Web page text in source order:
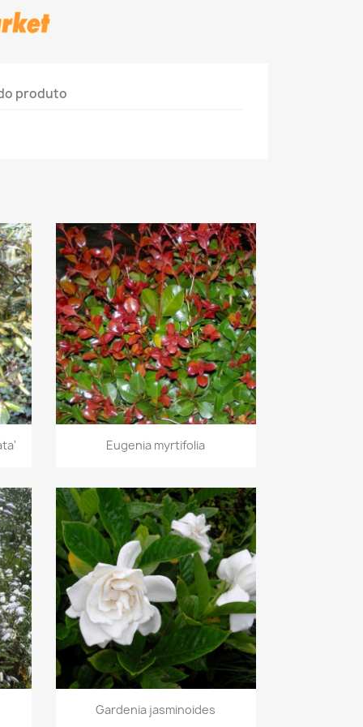
produto
Vista rápida
Eugenia myrtifolia
Vista rápida
Gardenia jasminoides